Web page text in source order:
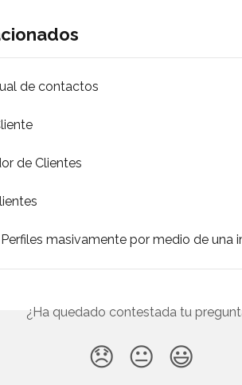
de contactos
de Clientes
masivamente por medio de una
¿Ha quedado contestada tu
😞 😐 😃